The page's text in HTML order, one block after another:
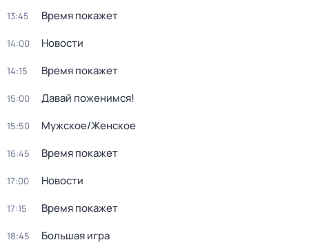
13:45 Время покажет
14:00 Новости
14:15 Время покажет
15:00 Давай поженимся!
15:50 Мужское/Женское
16:45 Время покажет
17:00 Новости
17:15 Время покажет
18:45 Большая игра